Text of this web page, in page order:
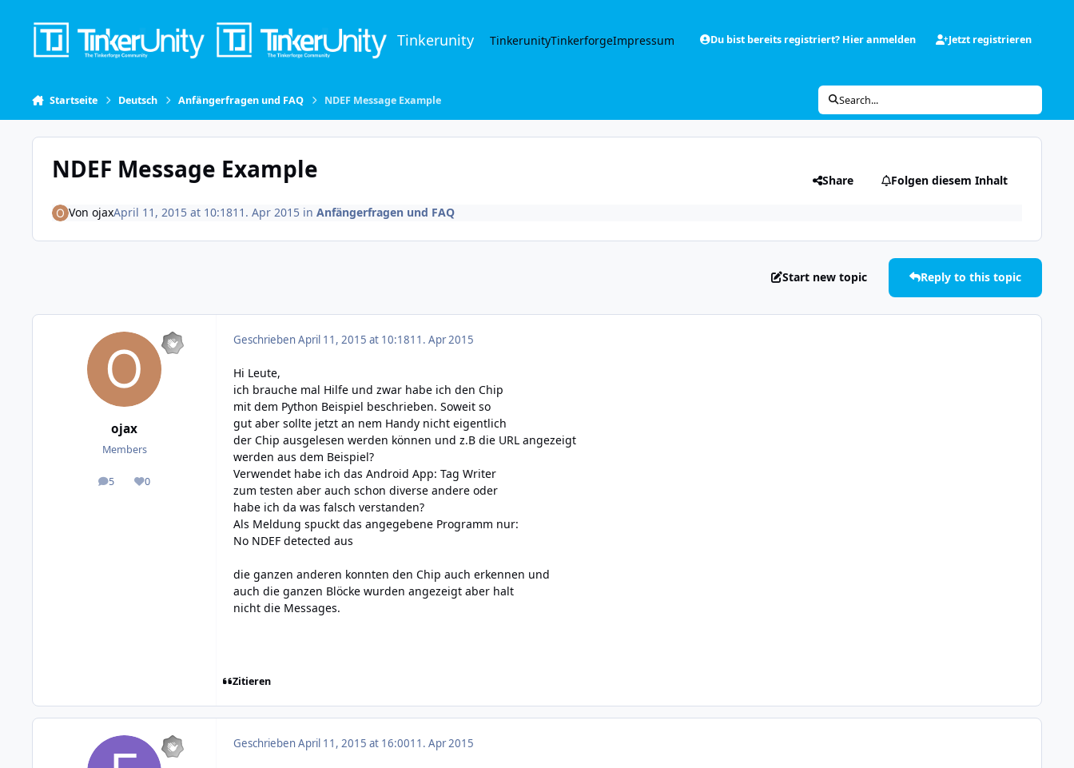
Tinkerunity TinkerunityTinkerforgeImpressum Du bist bereits registriert? Hier anmelden Jetzt registrieren
Startseite Deutsch Anfängerfragen und FAQ NDEF Message Example Search...
NDEF Message Example Share Folgen diesem Inhalt
Von ojaxApril 11, 2015 at 10:1811. Apr 2015in Anfängerfragen und FAQ
Start new topic Reply to this topic
ojax
Members
5
posts 0
Reputation
GeschriebenApril 11, 2015 at 10:1811. Apr 2015
Hi Leute,
ich brauche mal Hilfe und zwar habe ich den Chip
mit dem Python Beispiel beschrieben. Soweit so
gut aber sollte jetzt an nem Handy nicht eigentlich
der Chip ausgelesen werden können und z.B die URL angezeigt
werden aus dem Beispiel?
Verwendet habe ich das Android App: Tag Writer
zum testen aber auch schon diverse andere oder
habe ich da was falsch verstanden?
Als Meldung spuckt das angegebene Programm nur:
No NDEF detected aus
die ganzen anderen konnten den Chip auch erkennen und
auch die ganzen Blöcke wurden angezeigt aber halt
nicht die Messages.
Zitieren
GeschriebenApril 11, 2015 at 16:0011. Apr 2015